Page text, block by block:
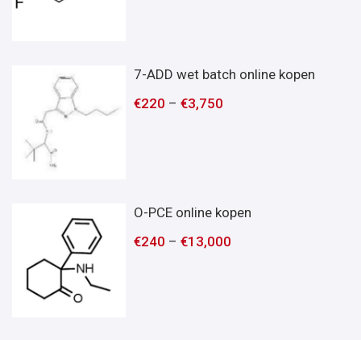
7-ADD wet batch online kopen
€220 –€3,750
O-PCE online kopen
€240 –€13,000